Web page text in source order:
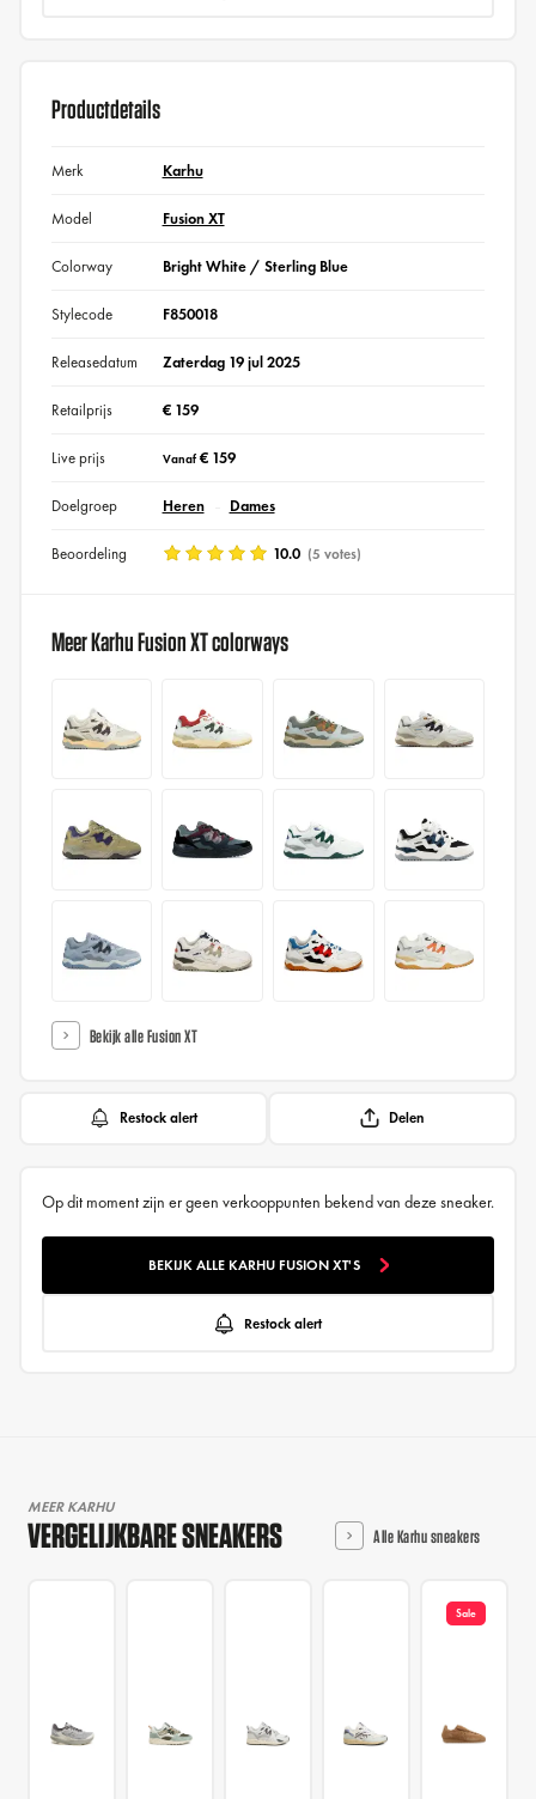
Productdetails
Merk Karhu
Model Fusion XT
Colorway Bright White / Sterling Blue
Stylecode F850018
Releasedatum Zaterdag 19 jul 2025
Retailprijs € 159
Live prijs Vanaf€ 159
Doelgroep Heren Dames
Beoordeling 10.0 (5 votes)
Meer Karhu Fusion XT colorways
Bekijk alle Fusion XT
Restock alert Delen
Op dit moment zijn er geen verkooppunten bekend van deze sneaker.
BEKIJK ALLE KARHU FUSION XT'S
Restock alert
MEER KARHU
VERGELIJKBARE SNEAKERS Alle Karhu sneakers
Sale